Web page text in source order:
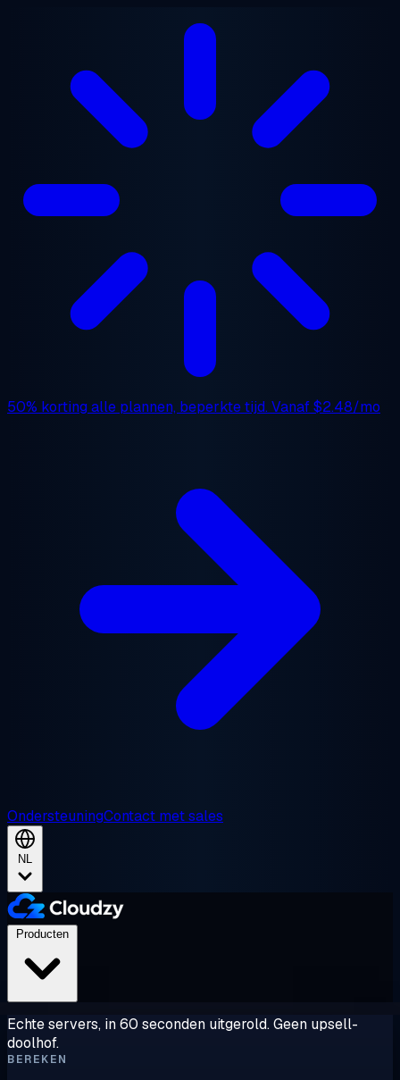
50% korting alle plannen, beperkte tijd. Vanaf$2.48/mo
OndersteuningContact met sales
NL
Echte servers, in 60 seconden uitgerold. Geen upsell-
doolhof.
BEREKEN